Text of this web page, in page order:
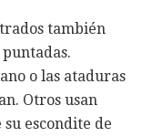
también
o las ataduras
Otros usan
escondite de